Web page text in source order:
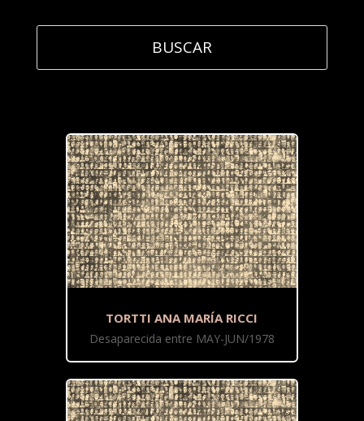
TORTTI ANA MARÍA RICCI
Desaparecida entre MAY-JUN/1978